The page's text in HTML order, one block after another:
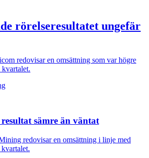
rörelseresultatet ungefär
redovisar en omsättning som var högre
kvartalet.
sämre än väntat
redovisar en omsättning i linje med